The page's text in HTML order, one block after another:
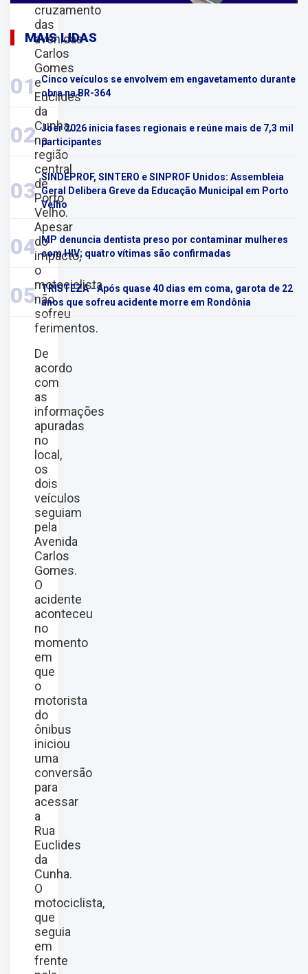
cruzamento
das
avenidas
Carlos
Gomes
e
Euclides
da
Cunha,
na
região
central
de
Porto
Velho.
Apesar
do
impacto,
o
motociclista
não
sofreu
ferimentos.
De
acordo
com
as
informações
apuradas
no
local,
os
dois
veículos
seguiam
pela
Avenida
Carlos
Gomes.
O
acidente
aconteceu
no
momento
em
que
o
motorista
do
ônibus
iniciou
uma
conversão
para
acessar
a
Rua
Euclides
da
Cunha.
O
motociclista,
que
seguia
em
frente
MAIS LIDAS
01 Cinco veículos se envolvem em engavetamento durante
obra na BR-364
02 Joer 2026 inicia fases regionais e reúne mais de 7,3 mil
participantes
03
SINDEPROF, SINTERO e SINPROF Unidos: Assembleia
Geral Delibera Greve da Educação Municipal em Porto
Velho
04
MP denuncia dentista preso por contaminar mulheres
com HIV; quatro vítimas são confirmadas
05 TRISTEZA - Após quase 40 dias em coma, garota de 22
anos que sofreu acidente morre em Rondônia